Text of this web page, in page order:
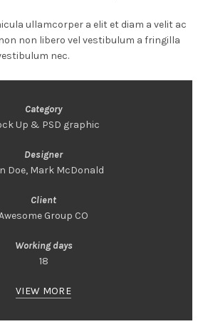
ullamcorper a elit et diam a velit ac
non libero vel vestibulum a fringilla
nec.
Category
Up & PSD graphic
Designer
Doe, Mark McDonald
Client
Group CO
Working days
18
VIEW MORE